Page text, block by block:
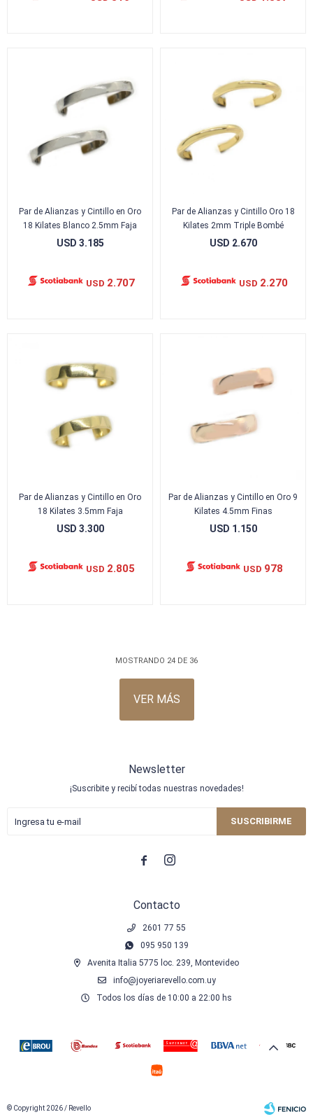
Par de Alianzas y Cintillo en Oro
18 Kilates Blanco 2.5mm Faja
USD 3.185
USD 2.707
Par de Alianzas y Cintillo Oro 18
Kilates 2mm Triple Bombé
USD 2.670
USD 2.270
Par de Alianzas y Cintillo en Oro
18 Kilates 3.5mm Faja
USD 3.300
USD 2.805
Par de Alianzas y Cintillo en Oro 9
Kilates 4.5mm Finas
USD 1.150
USD 978
MOSTRANDO 24 DE 36
VER MÁS
Contacto
2601 77 55
095 950 139
Avenita Italia 5775 loc. 239, Montevideo
info@joyeriarevello.com.uy
Todos los días de 10:00 a 22:00 hs
Newsletter
¡Suscribite y recibí todas nuestras novedades!
SUSCRIBIRME
 
© Copyright 2026 / Revello